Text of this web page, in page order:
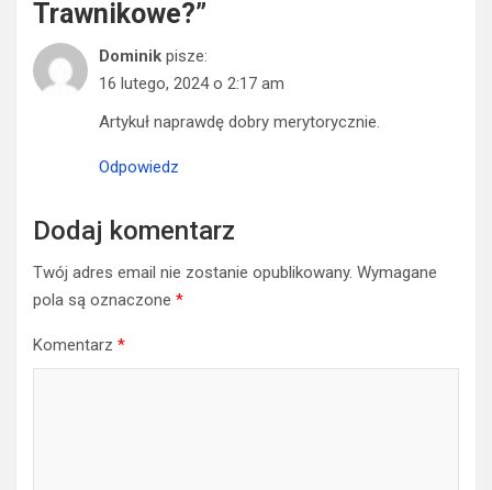
Trawnikowe?”
Dominik pisze:
16 lutego, 2024 o 2:17 am
Artykuł naprawdę dobry merytorycznie.
Odpowiedz
Dodaj komentarz
Twój adres email nie zostanie opublikowany. Wymagane
pola są oznaczone *
Komentarz *